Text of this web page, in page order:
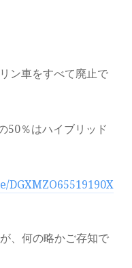
ン車をすべて廃止で
50％はハイブリッド
、何の略かご存知で